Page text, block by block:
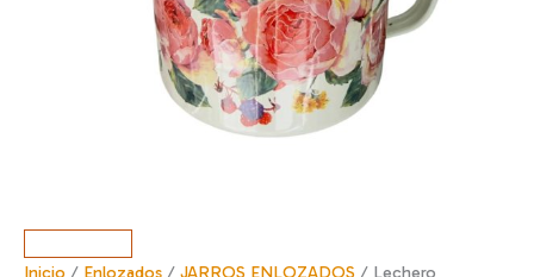
Inicio / Enlozados / JARROS ENLOZADOS / Lechero